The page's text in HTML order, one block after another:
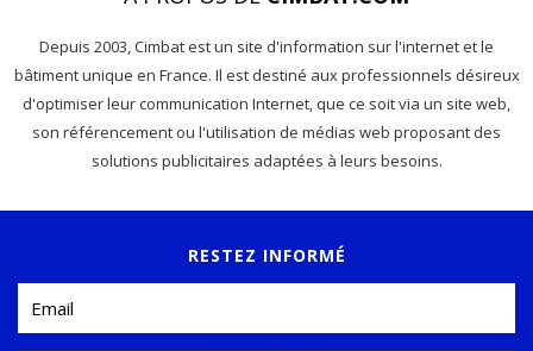
Depuis 2003, Cimbat est un site d'information sur l'internet et le
bâtiment unique en France. Il est destiné aux professionnels désireux
d'optimiser leur communication Internet, que ce soit via un site web,
son référencement ou l'utilisation de médias web proposant des
solutions publicitaires adaptées à leurs besoins.
RESTEZ INFORMÉ